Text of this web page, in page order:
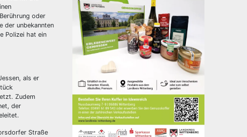
oder
der unbekannten
Polizei hat ein
als er
Zudem
der
Straße